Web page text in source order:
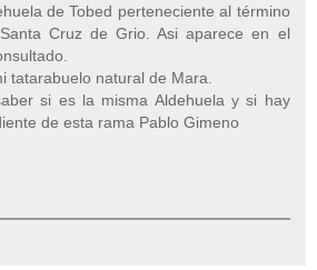
de Tobed perteneciente al término
Cruz de Grio. Asi aparece en el
tatarabuelo natural de Mara.
si es la misma Aldehuela y si hay
de esta rama Pablo Gimeno